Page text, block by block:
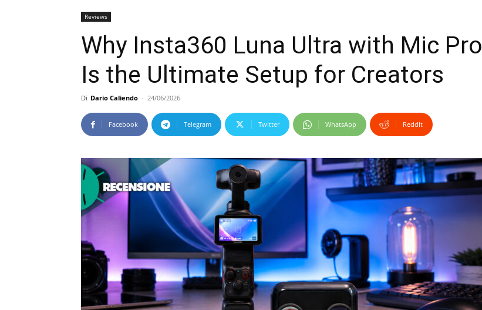
Reviews
Why Insta360 Luna Ultra with Mic Pro
Is the Ultimate Setup for Creators
Di Dario Caliendo - 24/06/2026
Facebook Telegram Twitter WhatsApp ReddIt